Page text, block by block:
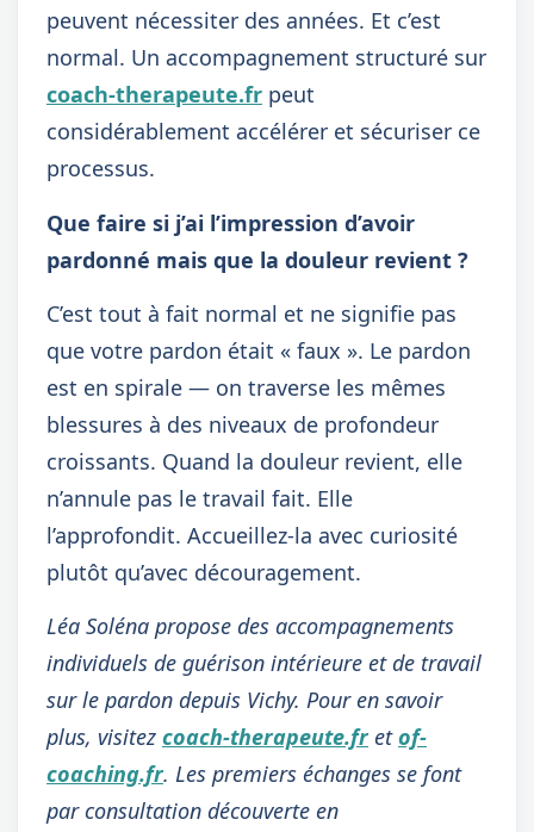
peuvent nécessiter des années. Et c’est
normal. Un accompagnement structuré sur
coach-therapeute.fr peut
considérablement accélérer et sécuriser ce
processus.
Que faire si j’ai l’impression d’avoir
pardonné mais que la douleur revient ?
C’est tout à fait normal et ne signifie pas
que votre pardon était « faux ». Le pardon
est en spirale — on traverse les mêmes
blessures à des niveaux de profondeur
croissants. Quand la douleur revient, elle
n’annule pas le travail fait. Elle
l’approfondit. Accueillez-la avec curiosité
plutôt qu’avec découragement.
Léa Soléna propose des accompagnements
individuels de guérison intérieure et de travail
sur le pardon depuis Vichy. Pour en savoir
plus, visitez coach-therapeute.fr etof-
coaching.fr. Les premiers échanges se font
par consultation découverte en